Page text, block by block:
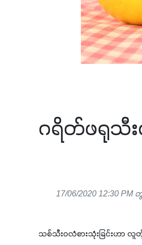
ဂရိတ်ဖရုသီး
17/06/2020 12:30 PM
သစ်သီးဝလံစားသုံးခြင်းဟာ